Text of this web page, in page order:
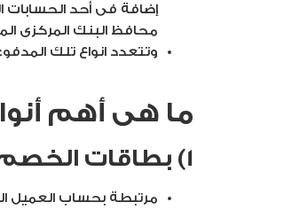
إضافة فى أحد الحسابات
محافظ البنك المركزى
وتتعدد انواع تلك
ما هى أهم
1) بطاقات الخصم المباشر Debit Cards:
مرتبطة بحساب العميل